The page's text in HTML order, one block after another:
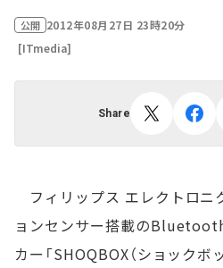
公開 2012年08月27日 23時20分
[ITmedia]
Share
フィリップス エレクトロニ
ョンセンサー搭載の
カー「SHOQBOX（ショックボ